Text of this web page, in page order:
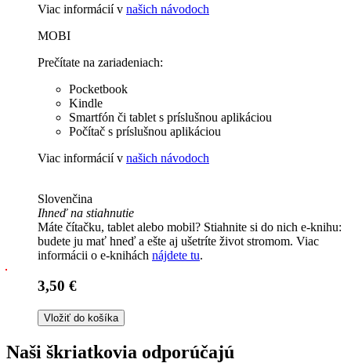
Viac informácií v našich návodoch
MOBI
Prečítate na zariadeniach:
Pocketbook
Kindle
Smartfón či tablet s príslušnou aplikáciou
Počítač s príslušnou aplikáciou
Viac informácií v našich návodoch
Slovenčina
Ihneď na stiahnutie
Máte čítačku, tablet alebo mobil? Stiahnite si do nich e-knihu:
budete ju mať hneď a ešte aj ušetríte život stromom. Viac
informácii o e-knihách nájdete tu.
3,50 €
Vložiť do košíka
Naši škriatkovia odporúčajú